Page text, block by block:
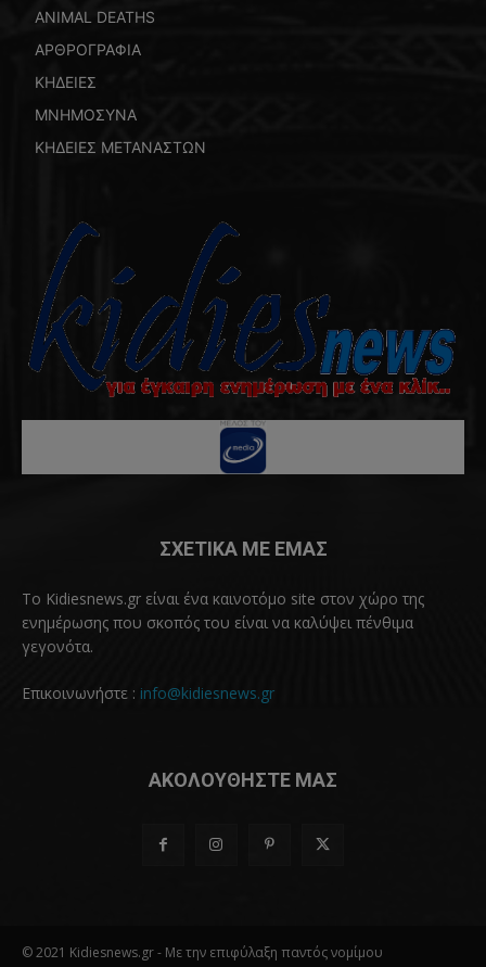
ANIMAL DEATHS
ΑΡΘΡΟΓΡΑΦΙΑ
ΚΗΔΕΙΕΣ
ΜΝΗΜΟΣΥΝΑ
ΚΗΔΕΙΕΣ ΜΕΤΑΝΑΣΤΩΝ
ΣΧΕΤΙΚΑ ΜΕ ΕΜΑΣ
Το Kidiesnews.gr είναι ένα καινοτόμο site στον χώρο της
ενημέρωσης που σκοπός του είναι να καλύψει πένθιμα
γεγονότα.
Επικοινωνήστε : info@kidiesnews.gr
ΑΚΟΛΟΥΘΗΣΤΕ ΜΑΣ
© 2021 Kidiesnews.gr - Με την επιφύλαξη παντός νομίμου